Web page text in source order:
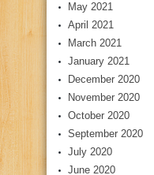
May 2021
April 2021
March 2021
January 2021
December 2020
November 2020
October 2020
September 2020
July 2020
June 2020